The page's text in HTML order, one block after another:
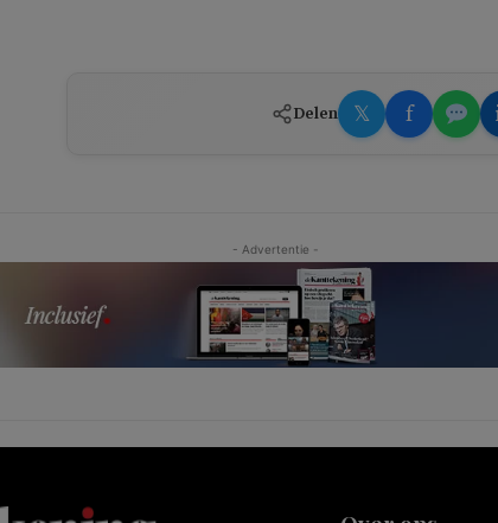
Delen 𝕏 f
- Advertentie -